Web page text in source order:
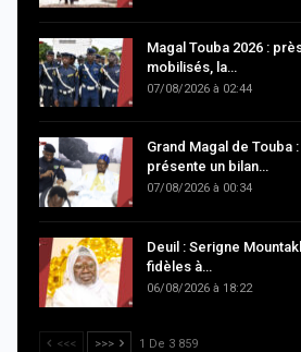
Magal Touba 2026 :
mobilisés, la…
07/08/2026 à 02:44
Grand Magal de Touba
présente un bilan…
07/08/2026 à 00:34
Deuil : Serigne
fidèles à…
06/08/2026 à 18:22
<<< >>> 1 De 3 859